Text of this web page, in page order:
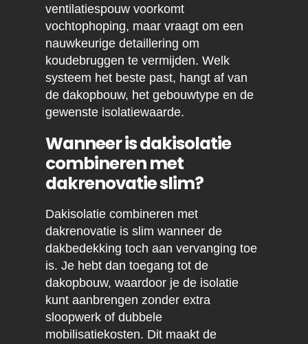
ventilatiespouw voorkomt
vochtophoping, maar vraagt om een
nauwkeurige detaillering om
koudebruggen te vermijden. Welk
systeem het beste past, hangt af van
de dakopbouw, het gebouwtype en de
gewenste isolatiewaarde.
Wanneer is dakisolatie
combineren met
dakrenovatie slim?
Dakisolatie combineren met
dakrenovatie is slim wanneer de
dakbedekking toch aan vervanging toe
is. Je hebt dan toegang tot de
dakopbouw, waardoor je de isolatie
kunt aanbrengen zonder extra
sloopwerk of dubbele
mobilisatiekosten. Dit maakt de